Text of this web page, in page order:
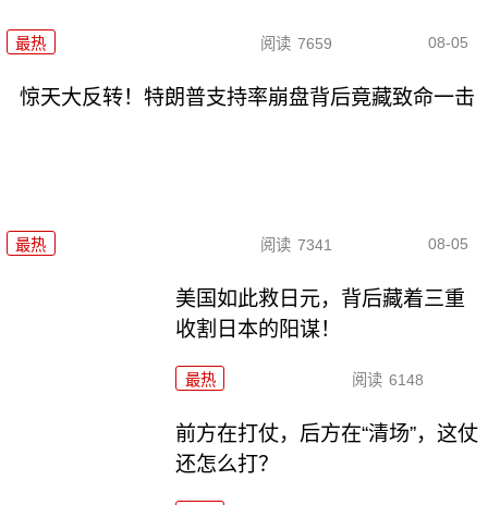
最热 阅读 7659 08-05
惊天大反转！特朗普支持率崩盘背后竟藏致命一击
最热 阅读 7341 08-05
美国如此救日元，背后藏着三重
收割日本的阳谋！
最热 阅读 6148
前方在打仗，后方在“清场”，这仗
还怎么打？